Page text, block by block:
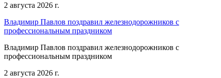
2 августа 2026 г.
Владимир Павлов поздравил железнодорожников с
профессиональным праздником
Владимир Павлов поздравил железнодорожников с
профессиональным праздником
2 августа 2026 г.